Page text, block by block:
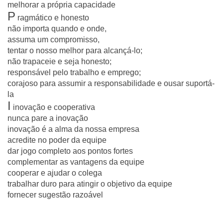
melhorar a própria capacidade
P ragmático e honesto
não importa quando e onde,
assuma um compromisso,
tentar o nosso melhor para alcançá-lo;
não trapaceie e seja honesto;
responsável pelo trabalho e emprego;
corajoso para assumir a responsabilidade e ousar suportá-
la
I inovação e cooperativa
nunca pare a inovação
inovação é a alma da nossa empresa
acredite no poder da equipe
dar jogo completo aos pontos fortes
complementar as vantagens da equipe
cooperar e ajudar o colega
trabalhar duro para atingir o objetivo da equipe
fornecer sugestão razoável